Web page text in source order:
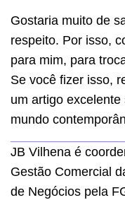
Gostaria muito de
respeito. Por isso,
para mim, para
Se você fizer isso,
um artigo
mundo
JB Vilhena é
Gestão Comercial
de Negócios pela